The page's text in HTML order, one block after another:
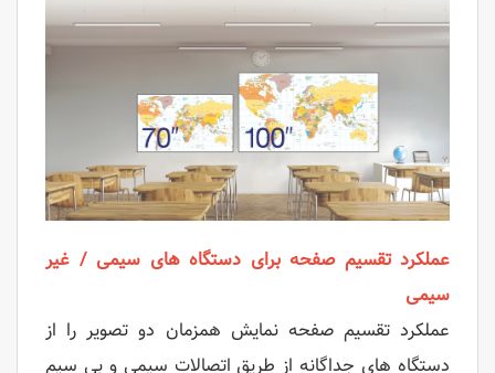
عملکرد تقسیم صفحه برای دستگاه های سیمی / غیر
سیمی
عملکرد تقسیم صفحه نمایش همزمان دو تصویر را از
دستگاه های جداگانه از طریق اتصالات سیمی و بی سیم